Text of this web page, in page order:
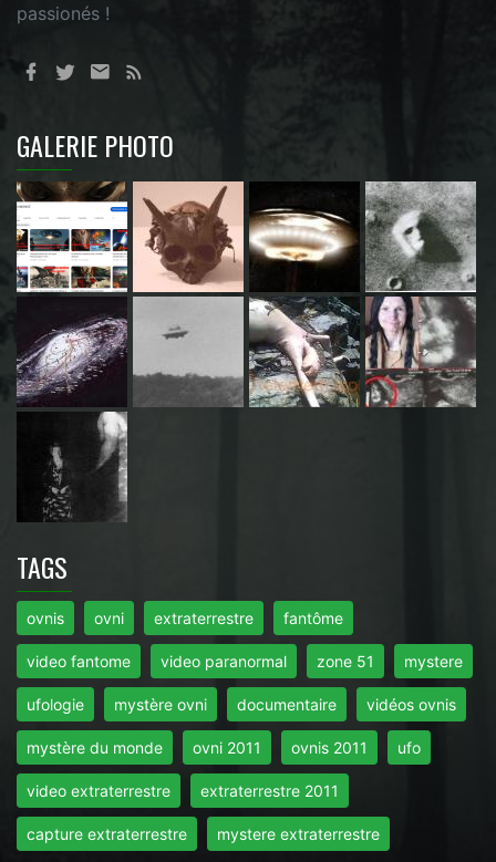
passionés !
GALERIE PHOTO
TAGS
ovnis ovni extraterrestre fantôme
video fantome video paranormal zone 51 mystere
ufologie mystère ovni documentaire vidéos ovnis
mystère du monde ovni 2011 ovnis 2011 ufo
video extraterrestre extraterrestre 2011
capture extraterrestre mystere extraterrestre